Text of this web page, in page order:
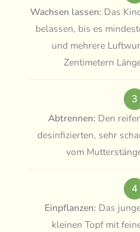
Wachsen lassen: Das
belassen, bis es
und mehrere
Zentimetern
3
Abtrennen: Den
desinfizierten, sehr
vom
4
Einpflanzen: Das
kleinen Topf mit